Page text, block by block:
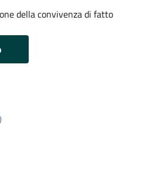
della convivenza di fatto